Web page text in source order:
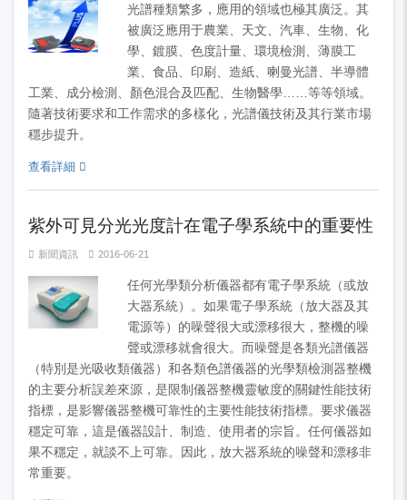
光譜種類繁多，應用的領域也極其廣泛。其
被廣泛應用于農業、天文、汽車、生物、化
學、鍍膜、色度計量、環境檢測、薄膜工
業、食品、印刷、造紙、喇曼光譜、半導體
工業、成分檢測、顏色混合及匹配、生物醫學……等等領域。
隨著技術要求和工作需求的多樣化，光譜儀技術及其行業市場
穩步提升。
查看詳細
紫外可見分光光度計在電子學系統中的重要性
新聞資訊 2016-06-21
任何光學類分析儀器都有電子學系統（或放
大器系統）。如果電子學系統（放大器及其
電源等）的噪聲很大或漂移很大，整機的噪
聲或漂移就會很大。而噪聲是各類光譜儀器
（特別是光吸收類儀器）和各類色譜儀器的光學類檢測器整機
的主要分析誤差來源，是限制儀器整機靈敏度的關鍵性能技術
指標，是影響儀器整機可靠性的主要性能技術指標。要求儀器
穩定可靠，這是儀器設計、制造、使用者的宗旨。任何儀器如
果不穩定，就談不上可靠。因此，放大器系統的噪聲和漂移非
常重要。